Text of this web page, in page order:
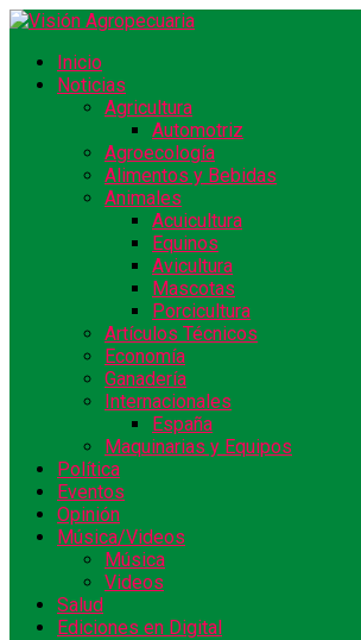
Inicio
Noticias
Agricultura
Automotriz
Agroecología
Alimentos y Bebidas
Animales
Acuicultura
Equinos
Avicultura
Mascotas
Porcicultura
Artículos Técnicos
Economía
Ganadería
Internacionales
España
Maquinarias y Equipos
Política
Eventos
Opinión
Música/Videos
Música
Videos
Salud
Ediciones en Digital